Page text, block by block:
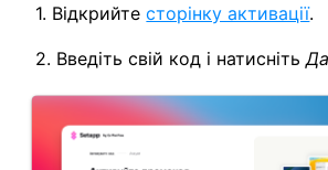
1. Відкрийтесторінку активації.
2. Введіть свій код і натисніть